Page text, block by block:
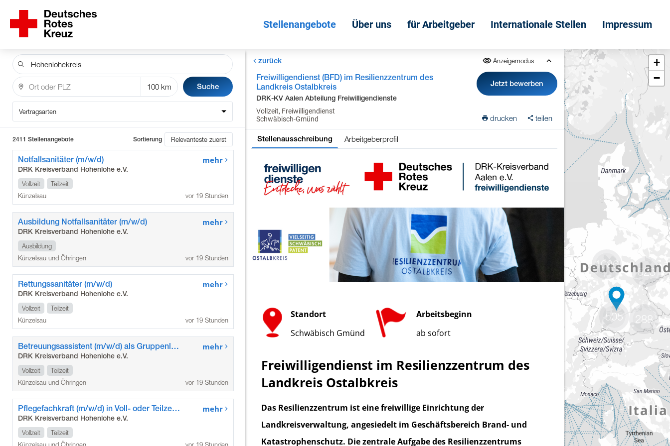
Stellenangebote Über uns für Arbeitgeber Internationale Stellen Impressum
Suche
Vertragsarten
2411 Stellenangebote Sortierung
Notfallsanitäter (m/w/d)
DRK Kreisverband Hohenlohe e.V.
Vollzeit
Teilzeit
Künzelsau
mehr
vor 19 Stunden
Ausbildung Notfallsanitäter (m/w/d)
DRK Kreisverband Hohenlohe e.V.
Ausbildung
Künzelsau und Öhringen
mehr
vor 19 Stunden
Rettungssanitäter (m/w/d)
DRK Kreisverband Hohenlohe e.V.
Vollzeit
Teilzeit
Künzelsau
mehr
vor 19 Stunden
Betreuungsassistent (m/w/d) als Gruppenleitung für unsere Betreuungsgruppen auf Übungsleiterbasis
DRK Kreisverband Hohenlohe e.V.
Vollzeit
Teilzeit
Künzelsau und Öhringen
mehr
vor 19 Stunden
Pflegefachkraft (m/w/d) in Voll- oder Teilzeit, Minijob
DRK Kreisverband Hohenlohe e.V.
Vollzeit
Teilzeit
mehr
zurück Anzeigemodus
Freiwilligendienst (BFD) im Resilienzzentrum des
Landkreis Ostalbkreis
DRK-KV Aalen Abteilung Freiwilligendienste
Vollzeit, Freiwilligendienst
Schwäbisch-Gmünd
Jetzt bewerben
drucken teilen
Stellenausschreibung Arbeitgeberprofil
1086
523
505 288
+
−